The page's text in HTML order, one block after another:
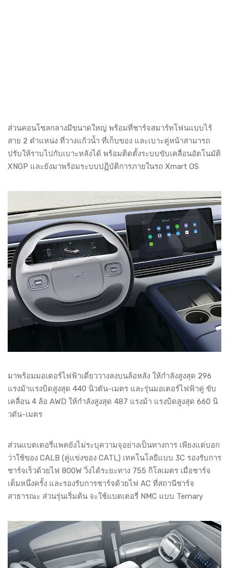
ส่วนคอนโซลกลางมีขนาดใหญ่ พร้อมที่ชาร์จสมาร์ทโฟนแบบไร้
สาย 2 ตำแหน่ง ที่วางแก้วน้ำ ที่เก็บของ และเบาะคู่หน้าสามารถ
ปรับให้ราบไปกับเบาะหลังได้ พร้อมติดตั้งระบบขับเคลื่อนอัตโนมัติ
XNGP และยังมาพร้อมระบบปฏิบัติการภายในรถ Xmart OS
มาพร้อมมอเตอร์ไฟฟ้าเดี่ยววางลงบนล้อหลัง ให้กำลังสูงสุด 296
แรงม้าแรงบิดสูงสุด 440 นิวตัน-เมตร และรุ่นมอเตอร์ไฟฟ้าคู่ ขับ
เคลื่อน 4 ล้อ AWD ให้กำลังสูงสุด 487 แรงม้า แรงบิดสูงสุด 660 นิ
วตัน-เมตร
ส่วนแบตเตอรี่แพคยังไม่ระบุความจุอย่างเป็นทางการ เพียงแต่บอก
ว่าใช้ของ CALB (คู่แข่งของ CATL) เทคโนโลยีแบบ 3C รองรับการ
ชาร์จเร็วด้วยไฟ 800W วิ่งได้ระยะทาง 755 กิโลเมตร เมื่อชาร์จ
เต็มหนึ่งครั้ง และรองรับการชาร์จด้วยไฟ AC ที่สถานีชาร์จ
สาธารณะ ส่วนรุ่นเริ่มต้น จะใช้แบตเตอรี่ NMC แบบ Ternary